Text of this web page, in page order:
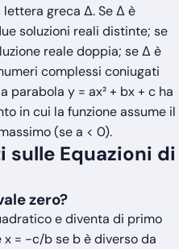
greca Δ. Se Δ è
soluzioni reali distinte; se
reale doppia; se Δ è
complessi coniugati
parabola y = ax² + bx + c ha
in cui la funzione assume il
(se a < 0).
sulle Equazioni di
zero?
e diventa di primo
x = −c/b se b è diverso da